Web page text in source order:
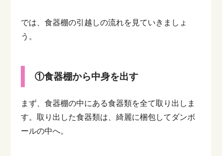
では、食器棚の引越しの流れを見ていきましょ
う。
①食器棚から中身を出す
まず、食器棚の中にある食器類を全て取り出しま
す。取り出した食器類は、綺麗に梱包してダンボ
ールの中へ。